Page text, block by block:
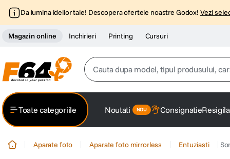
Da lumina ideilor tale! Descopera ofertele noastre Godox! Vezi
Magazin online Inchirieri Printing Cursuri
Cauta dupa model, tipul produsului,
2. trepied
Toate categoriile Noutati Consignatie
Aparate foto Aparate foto mirrorless Entuziasti